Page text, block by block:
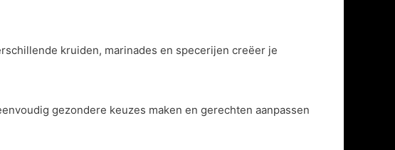
kruiden, marinades en specerijen creëer je
gezondere keuzes maken en gerechten aanpassen